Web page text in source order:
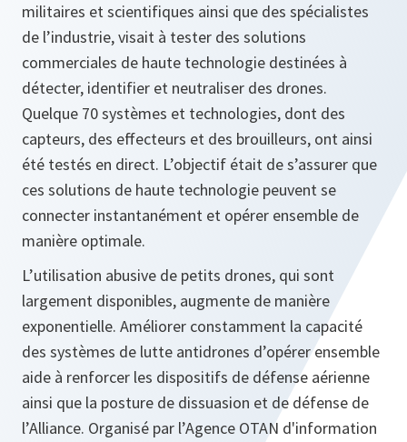
militaires et scientifiques ainsi que des spécialistes
de l’industrie, visait à tester des solutions
commerciales de haute technologie destinées à
détecter, identifier et neutraliser des drones.
Quelque 70 systèmes et technologies, dont des
capteurs, des effecteurs et des brouilleurs, ont ainsi
été testés en direct. L’objectif était de s’assurer que
ces solutions de haute technologie peuvent se
connecter instantanément et opérer ensemble de
manière optimale.
L’utilisation abusive de petits drones, qui sont
largement disponibles, augmente de manière
exponentielle. Améliorer constamment la capacité
des systèmes de lutte antidrones d’opérer ensemble
aide à renforcer les dispositifs de défense aérienne
ainsi que la posture de dissuasion et de défense de
l’Alliance. Organisé par l’Agence OTAN d'information